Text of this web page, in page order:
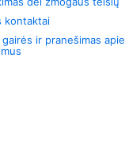
kontaktai
ir pranešimas apie